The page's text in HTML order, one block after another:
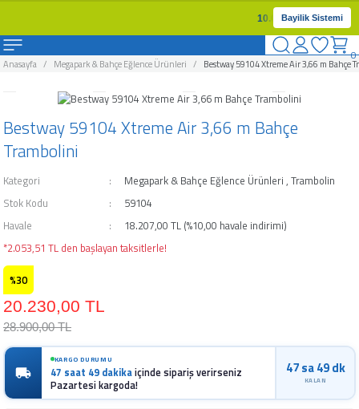
10.000 TL üzeri
Bayilik Sistemi
Ve Aksesuarları
Havuzları
Aksesuarları
ve Şişme Yataklar
Eğlence Ürünleri Kamp Ürünleri
Kamp Malzemeleri
0
Anasayfa Megapark & Bahçe Eğlence Ürünleri Bestway 59104 Xtreme Air 3,66 m Bahçe
Bestway 59104 Xtreme Air 3,66 m Bahçe
Trambolini
Kategori Megapark & Bahçe Eğlence Ürünleri , Trambolin
Stok Kodu
59104
Havale
18.207,00 TL (%10,00 havale indirimi)
*2.053,51 TL den başlayan taksitlerle!
%30
20.230,00 TL
28.900,00 TL
KARGO DURUMU
47 saat 49 dakikaiçinde sipariş verirseniz
Pazartesi kargoda!
47 sa 49 dk
KALAN